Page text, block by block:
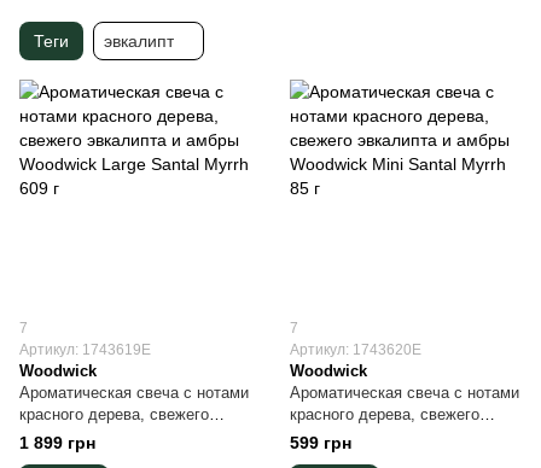
Теги эвкалипт
7
Артикул: 1743619E
Woodwick
Ароматическая свеча с нотами
красного дерева, свежего
эвкалипта и амбры Woodwick
Large Santal Myrrh 609 г
1 899 грн
7
Артикул: 1743620E
Woodwick
Ароматическая свеча с нотами
красного дерева, свежего
эвкалипта и амбры Woodwick
Mini Santal Myrrh 85 г
599 грн